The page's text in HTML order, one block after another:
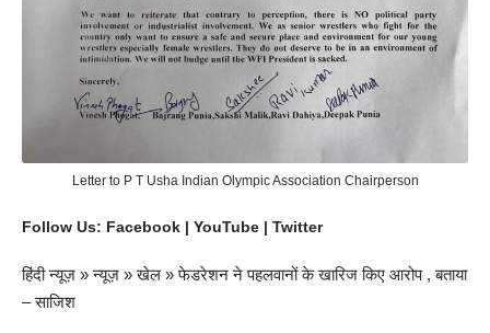
Letter to P T Usha Indian Olympic Association Chairperson
Follow Us: Facebook | YouTube | Twitter
हिंदी न्यूज़ »न्यूज़ »खेल »फेडरेशन ने पहलवानों के खारिज किए आरोप , बताया
– साजिश